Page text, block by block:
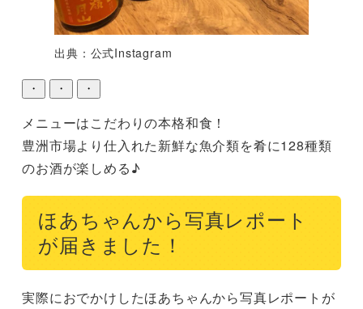
出典：公式Instagram
・ ・ ・
メニューはこだわりの本格和食！
豊洲市場より仕入れた新鮮な魚介類を肴に128種類
ほあちゃんから写真レポート
が届きました！
実際におでかけしたほあちゃんから写真レポートが